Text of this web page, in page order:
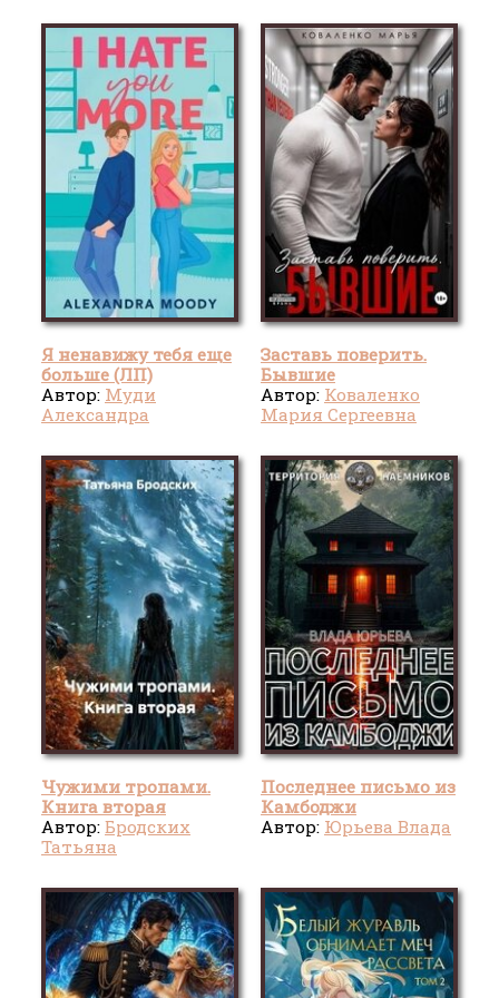
Я ненавижу тебя еще
больше (ЛП)
Автор: Муди
Александра
Заставь поверить.
Бывшие
Автор: Коваленко
Мария Сергеевна
Чужими тропами.
Книга вторая
Автор: Бродских
Татьяна
Последнее письмо из
Камбоджи
Автор: Юрьева Влада